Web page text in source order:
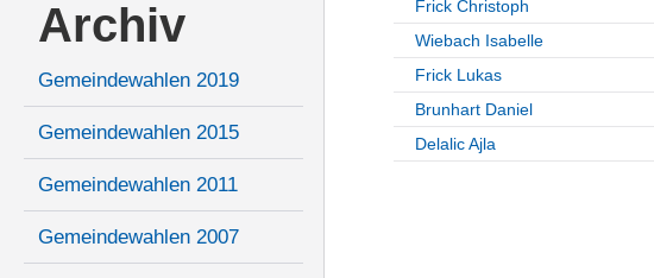
Archiv
Gemeindewahlen 2019
Gemeindewahlen 2015
Gemeindewahlen 2011
Gemeindewahlen 2007
Frick Christoph
Wiebach Isabelle
Frick Lukas
Brunhart Daniel
Delalic Ajla